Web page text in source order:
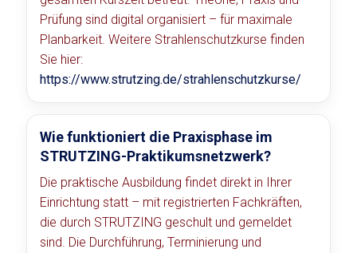
Prüfung sind digital organisiert – für maximale
Planbarkeit. Weitere Strahlenschutzkurse finden
Sie hier:
https://www.strutzing.de/strahlenschutzkurse/
Wie funktioniert die Praxisphase im
STRUTZING-Praktikumsnetzwerk?
Die praktische Ausbildung findet direkt in Ihrer
Einrichtung statt – mit registrierten Fachkräften,
die durch STRUTZING geschult und gemeldet
sind. Die Durchführung, Terminierung und